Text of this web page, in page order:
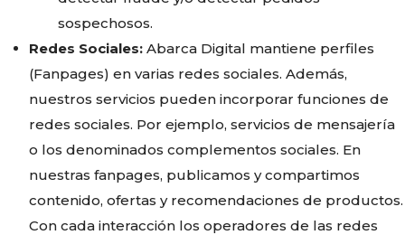
sospechosos.
Redes Sociales: Abarca Digital mantiene perfiles
(Fanpages) en varias redes sociales. Además,
nuestros servicios pueden incorporar funciones de
redes sociales. Por ejemplo, servicios de mensajería
o los denominados complementos sociales. En
nuestras fanpages, publicamos y compartimos
contenido, ofertas y recomendaciones de productos.
Con cada interacción los operadores de las redes